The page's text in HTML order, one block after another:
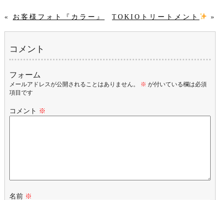
« お客様フォト『カラー』 TOKIOトリートメント »
コメント
フォーム
メールアドレスが公開されることはありません。 ※ が付いている欄は必須
項目です
コメント ※
名前 ※